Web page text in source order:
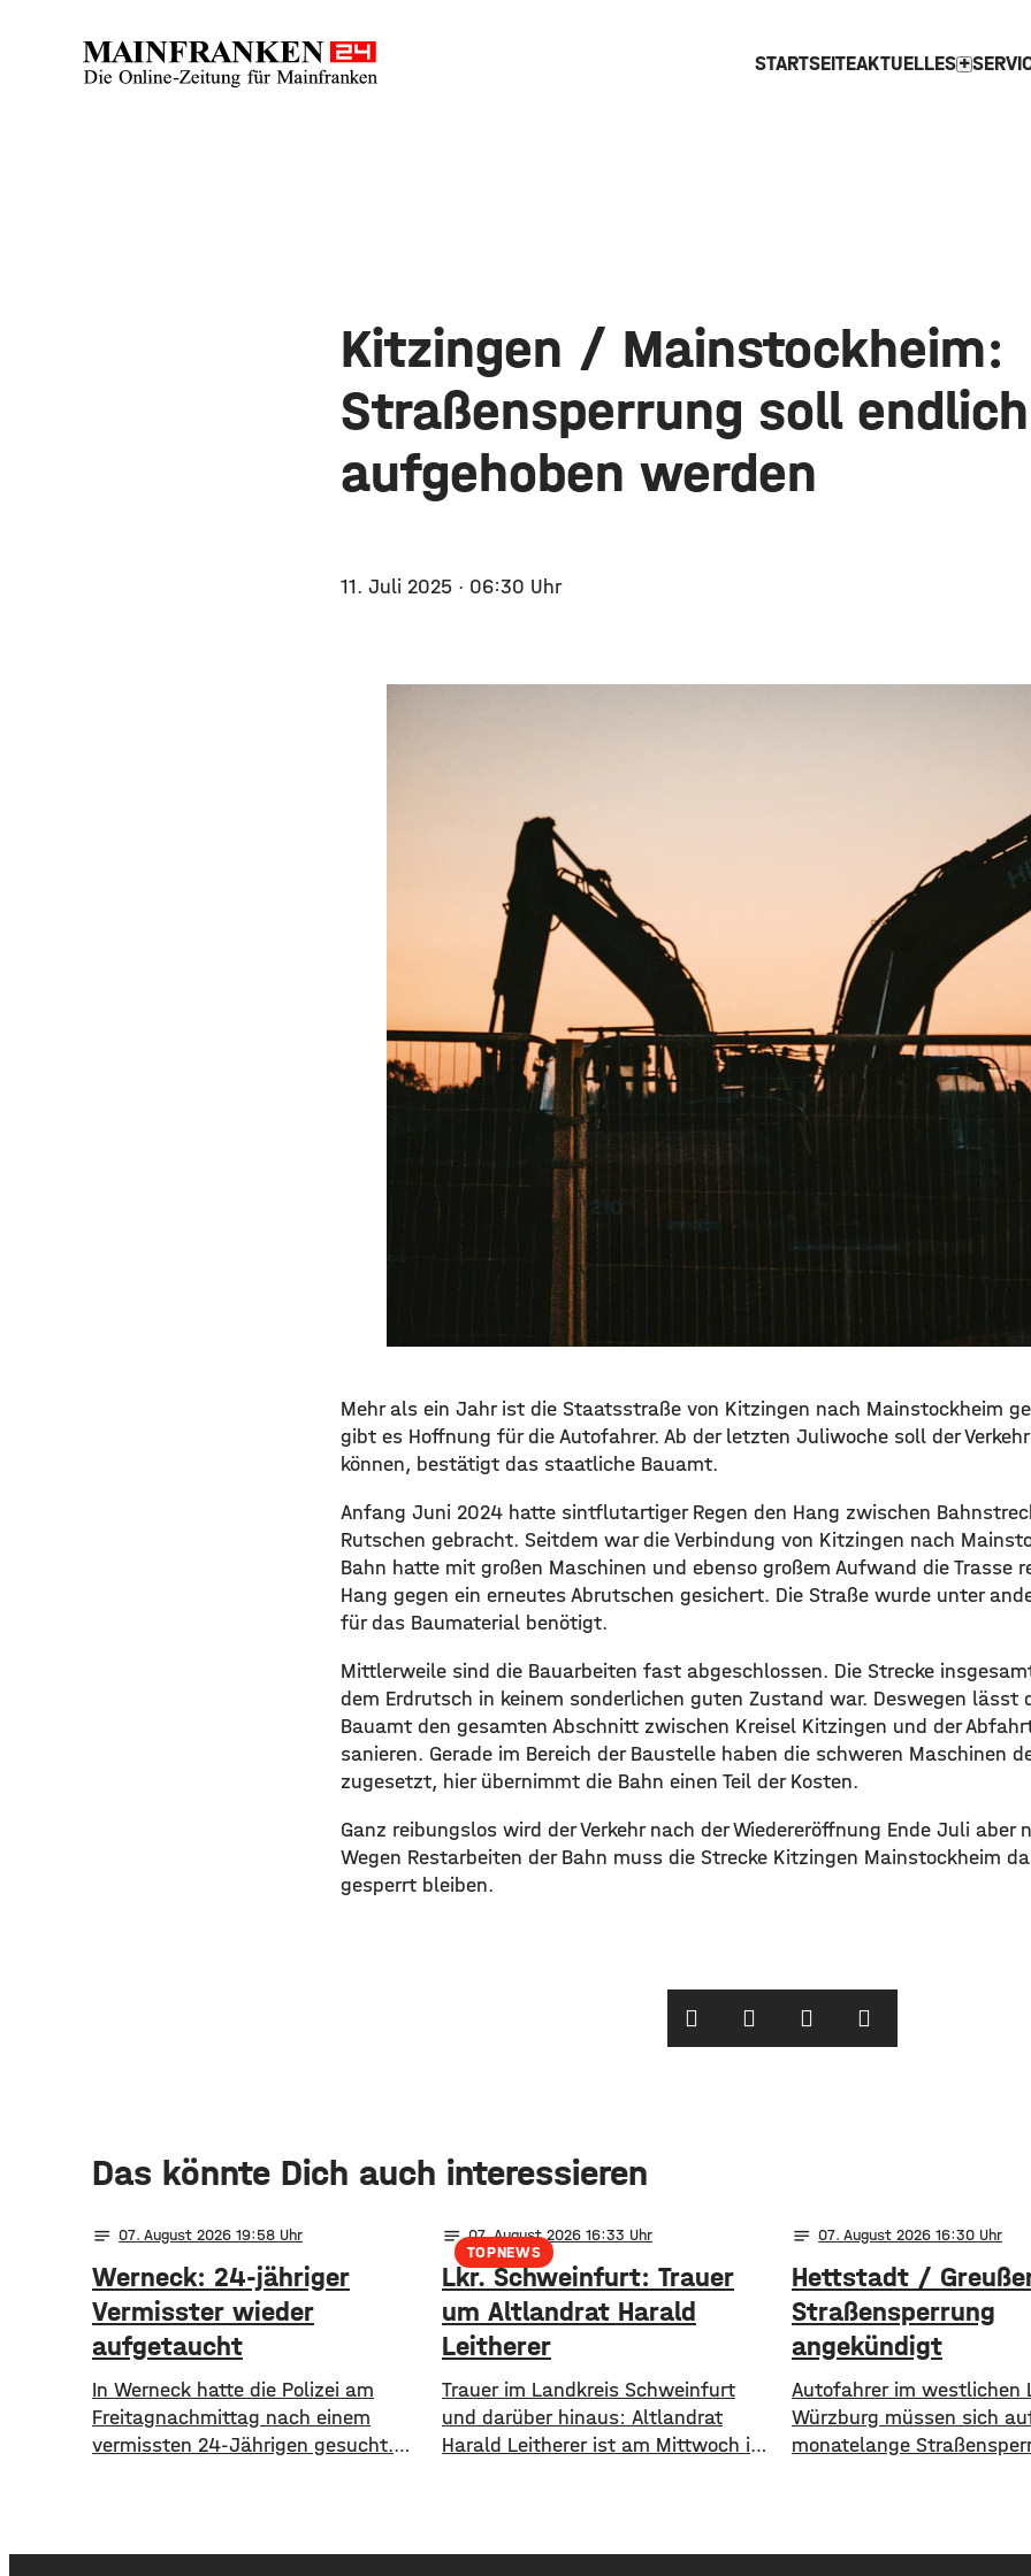
STARTSEITEAKTUELLESexpand_more
Kitzingen / Mainstockheim:
Straßensperrung soll endlich
aufgehoben werden
11. Juli 2025 · 06:30 Uhr
Mehr als ein Jahr ist die Staatsstraße von Kitzingen nach Mainstockheim
gibt es Hoffnung für die Autofahrer. Ab der letzten Juliwoche soll der
können, bestätigt das staatliche Bauamt.
Anfang Juni 2024 hatte sintflutartiger Regen den Hang zwischen
Rutschen gebracht. Seitdem war die Verbindung von Kitzingen nach
Bahn hatte mit großen Maschinen und ebenso großem Aufwand die Trasse
Hang gegen ein erneutes Abrutschen gesichert. Die Straße wurde unter
für das Baumaterial benötigt.
Mittlerweile sind die Bauarbeiten fast abgeschlossen. Die Strecke
dem Erdrutsch in keinem sonderlichen guten Zustand war. Deswegen lässt
Bauamt den gesamten Abschnitt zwischen Kreisel Kitzingen und der
sanieren. Gerade im Bereich der Baustelle haben die schweren Maschinen
zugesetzt, hier übernimmt die Bahn einen Teil der Kosten.
Ganz reibungslos wird der Verkehr nach der Wiedereröffnung Ende Juli aber
Wegen Restarbeiten der Bahn muss die Strecke Kitzingen Mainstockheim
gesperrt bleiben.
Das könnte Dich auch interessieren
notes 07. August 2026 19:58
Werneck: 24-jähriger
Vermisster wieder
aufgetaucht
In Werneck hatte die Polizei am
Freitagnachmittag nach einem
vermissten 24-Jährigen gesucht.
für viel Aufsehen gesorgt, da auch
TOPNEWS
notes 07. August 2026 16:33
Lkr. Schweinfurt: Trauer
um Altlandrat Harald
Leitherer
Trauer im Landkreis Schweinfurt
und darüber hinaus: Altlandrat
Harald Leitherer ist am Mittwoch im
Schweinfurt. In seiner Amtszeit
notes 07. August 2026 16:30
Hettstadt /
Straßensperrung
angekündigt
Autofahrer im westlichen
Würzburg müssen sich
monatelange
Das kündigt das